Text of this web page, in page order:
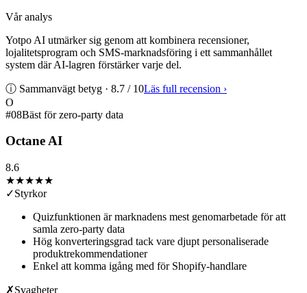
Vår analys
Yotpo AI utmärker sig genom att kombinera recensioner,
lojalitetsprogram och SMS-marknadsföring i ett sammanhållet
system där AI-lagren förstärker varje del.
ⓘ Sammanvägt betyg · 8.7 / 10Läs full recension ›
O
#08Bäst för zero-party data
Octane AI
8.6
★★★★★
✓Styrkor
Quizfunktionen är marknadens mest genomarbetade för att
samla zero-party data
Hög konverteringsgrad tack vare djupt personaliserade
produktrekommendationer
Enkel att komma igång med för Shopify-handlare
✗Svagheter